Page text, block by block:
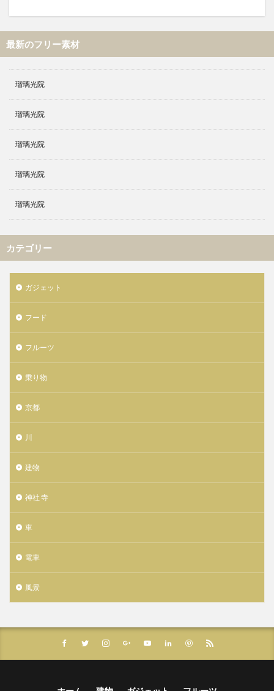
最新のフリー素材
瑠璃光院
瑠璃光院
瑠璃光院
瑠璃光院
瑠璃光院
カテゴリー
ガジェット
フード
フルーツ
乗り物
京都
川
建物
神社 寺
車
電車
風景